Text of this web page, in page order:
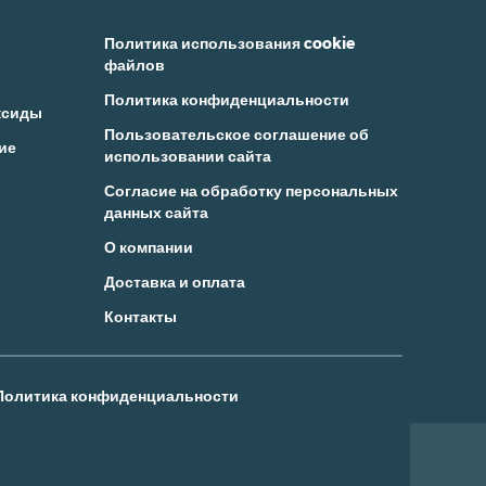
Политика использования cookie
файлов
Политика конфиденциальности
Пользовательское соглашение об
использовании сайта
Согласие на обработку персональных
данных сайта
О компании
Доставка и оплата
Контакты
конфиденциальности